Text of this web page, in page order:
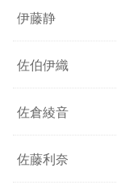
伊藤静
佐伯伊織
佐倉綾音
佐藤利奈